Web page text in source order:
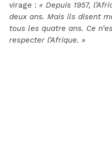
virage : « Depuis 1957,
deux ans. Mais ils disent
tous les quatre ans. Ce
respecter l’Afrique. »